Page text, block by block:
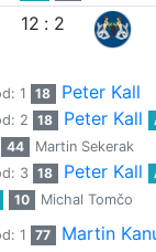
12 : 2
1 18 Peter Kall
2 18 Peter Kall
44
Martin Sekerak
3 18 Peter Kall
10 Michal Tomčo
1 77 Martin